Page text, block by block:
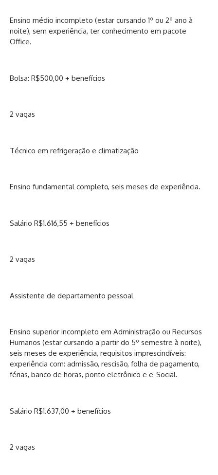
Ensino médio incompleto (estar cursando 1º ou 2º ano à
noite), sem experiência, ter conhecimento em pacote
Office.
Bolsa: R$500,00 + benefícios
2 vagas
Técnico em refrigeração e climatização
Ensino fundamental completo, seis meses de experiência.
Salário R$1.616,55 + benefícios
2 vagas
Assistente de departamento pessoal
Ensino superior incompleto em Administração ou Recursos
Humanos (estar cursando a partir do 5º semestre à noite),
seis meses de experiência, requisitos imprescindíveis:
experiência com: admissão, rescisão, folha de pagamento,
férias, banco de horas, ponto eletrônico e e-Social.
Salário R$1.637,00 + benefícios
2 vagas